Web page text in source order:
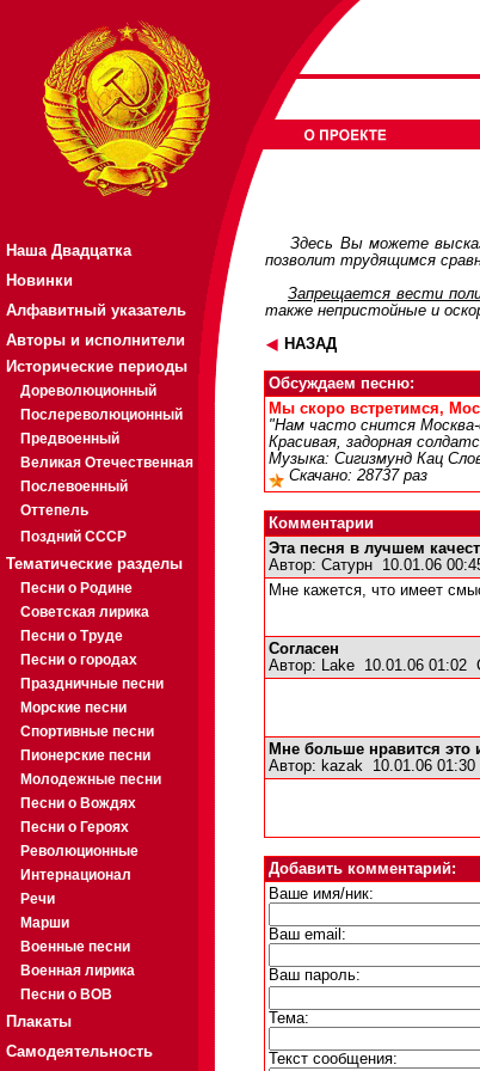
Наша Двадцатка
Новинки
Алфавитный указатель
Авторы и исполнители
Исторические периоды
Дореволюционный
Послереволюционный
Предвоенный
Великая Отечественная
Послевоенный
Оттепель
Поздний СССР
Тематические разделы
Песни о Родине
Советская лирика
Песни о Труде
Песни о городах
Праздничные песни
Морские песни
Спортивные песни
Пионерские песни
Молодежные песни
Песни о Вождях
Песни о Героях
Революционные
Интернационал
Речи
Марши
Военные песни
Военная лирика
Песни о ВОВ
Плакаты
Самодеятельность
Здесь Вы можете
позволит трудящимся
Запрещается вести
также непристойные и
НАЗАД
Обсуждаем песню:
Мы скоро встретимся,
"Нам часто снится
Красивая, задорная
Музыка: Сигизмунд Кац
Скачано: 28737 раз
Комментарии
Эта песня в лучшем
Автор: Сатурн 10.01.06
Мне кажется, что имеет
Согласен
Автор: Lake 10.01.06 01:02
Мне больше нравится это
Автор: kazak 10.01.06 01:30
Добавить комментарий:
Ваше имя/ник:
Ваш email:
Ваш пароль:
Тема:
Текст сообщения: